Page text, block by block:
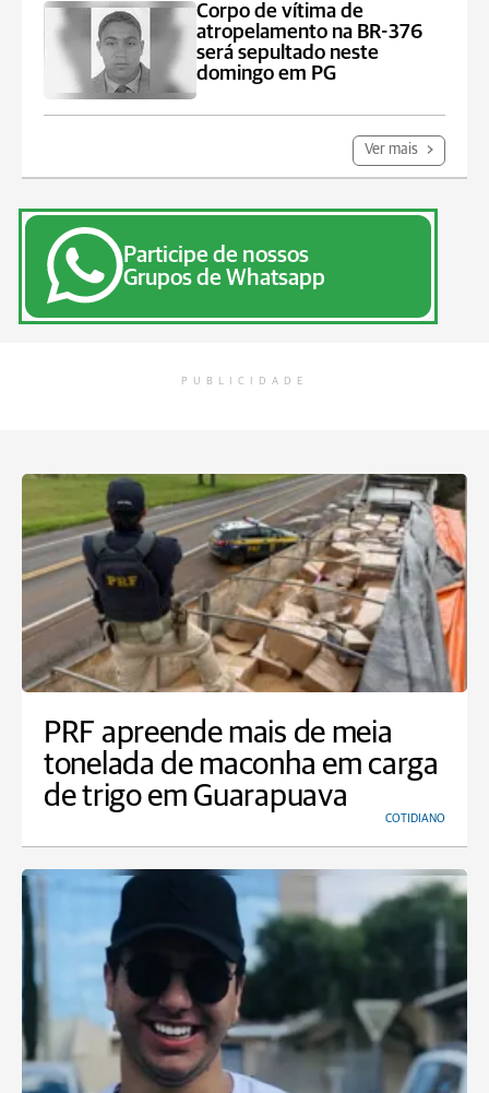
Corpo de vítima de
atropelamento na BR-376
será sepultado neste
domingo em PG
Ver mais
Participe de nossos
Grupos de Whatsapp
PUBLICIDADE
PRF apreende mais de meia
tonelada de maconha em carga
de trigo em Guarapuava
COTIDIANO